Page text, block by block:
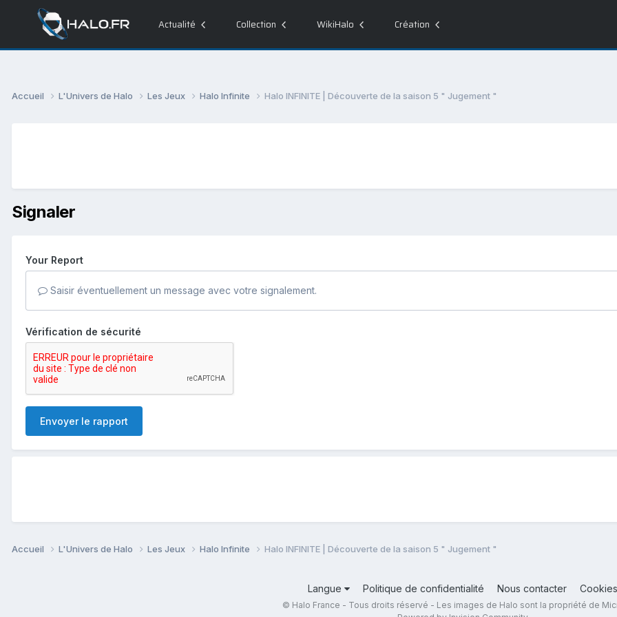
Actualité Collection WikiHalo Création
Accueil L'Univers de Halo Les Jeux Halo Infinite Halo INFINITE | Découverte de la saison 5 " Jugement "
Signaler
Your Report
Saisir éventuellement un message avec votre signalement.
Vérification de sécurité
Envoyer le rapport
Accueil L'Univers de Halo Les Jeux Halo Infinite Halo INFINITE | Découverte de la saison 5 " Jugement "
Langue Politique de confidentialité Nous contacter Cookies
© Halo France - Tous droits réservé - Les images de Halo sont la propriété de